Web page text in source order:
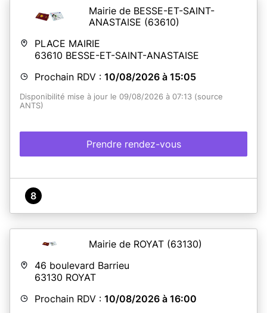
Mairie de BESSE-ET-SAINT-
ANASTAISE (63610)
PLACE MAIRIE
63610 BESSE-ET-SAINT-ANASTAISE
Prochain RDV : 10/08/2026 à 15:05
Disponibilité mise à jour le 09/08/2026 à 07:13 (source
ANTS)
Prendre rendez-vous
8
Mairie de ROYAT (63130)
46 boulevard Barrieu
63130 ROYAT
Prochain RDV : 10/08/2026 à 16:00